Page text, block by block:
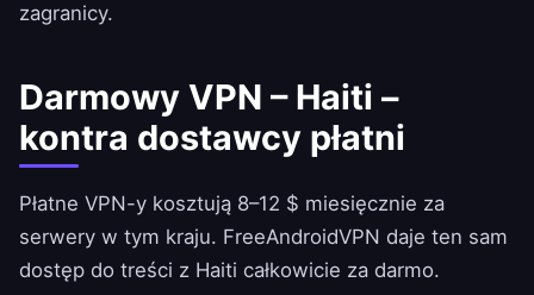
zagranicy.
Darmowy VPN – Haiti –
kontra dostawcy płatni
Płatne VPN-y kosztują 8–12 $ miesięcznie za
serwery w tym kraju. FreeAndroidVPN daje ten sam
dostęp do treści z Haiti całkowicie za darmo.